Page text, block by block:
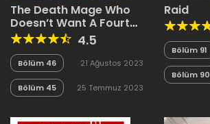
The Death Mage Who
Doesn’t Want A Fourth
Time
4.5
Bölüm 46 21 Ağustos 2023
Bölüm 45 25 Temmuz 2023
Raid
Bölüm 91
Bölüm 90